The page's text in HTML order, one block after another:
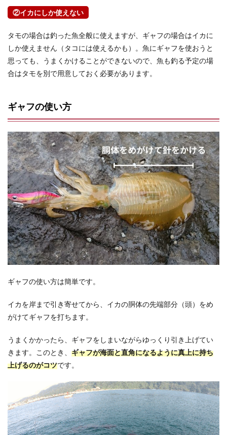
②イカにしか使えない
タモの場合は釣った魚全般に使えますが、ギャフの場合はイカに
しか使えません（タコには使えるかも）。魚にギャフを使おうと
思っても、うまくかけることができないので、魚も釣る予定の場
合はタモを別で用意しておく必要があります。
ギャフの使い方
ギャフの使い方は簡単です。
イカを岸まで引き寄せてから、イカの胴体の先端部分（頭）をめ
がけてギャフを打ちます。
うまくかかったら、ギャフをしまいながらゆっくり引き上げてい
きます。このとき、 ギャフが海面と直角になるように真上に持ち
上げるのがコツです。